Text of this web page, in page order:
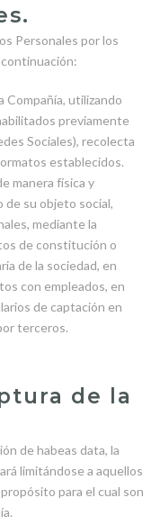
Personales por los
Compañía, utilizando
previamente
Sociales), recolecta
establecidos.
manera física y
de su objeto social,
mediante la
de constitución o
de la sociedad, en
con empleados, en
de captación en
terceros.
de la
de habeas data, la
limitándose a aquellos
para el cual son